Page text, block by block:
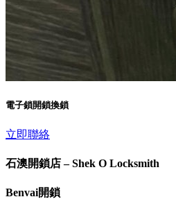
電子鎖開鎖換鎖
立即聯絡
石澳開鎖店 – Shek O Locksmith
Benvai開鎖